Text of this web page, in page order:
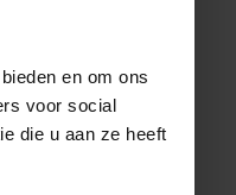
en om ons
voor social
die u aan ze heeft